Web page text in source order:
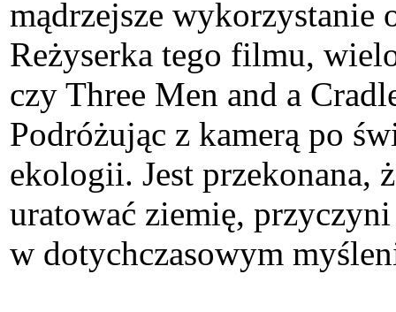
mądrzejsze wykorzystanie
Reżyserka tego filmu,
czy Three Men and a
Podróżując z kamerą po
ekologii. Jest przekonana,
uratować ziemię,
w dotychczasowym